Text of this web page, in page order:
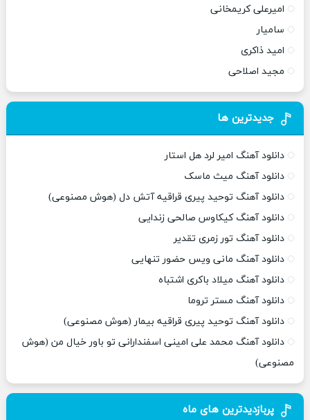
امیرعلی کریمخانی
سامیار
امید ذاکری
مجید اصلاحی
جدیدترین ها
دانلود آهنگ امیر لرد هل استار
دانلود آهنگ میث ماسک
دانلود آهنگ توحید پیری قراقیه آتش دل (هوش مصنوعی)
دانلود آهنگ کیکاوس صالحی زندایی
دانلود آهنگ تور زمری تقدیر
دانلود آهنگ مانی ویس حضور تنهایی
دانلود آهنگ میلاد باکری اشتباه
دانلود آهنگ مستر تروما
دانلود آهنگ توحید پیری قراقیه بیمار (هوش مصنوعی)
دانلود آهنگ محمد علی امینی اسفندارانی تو باور خیال من (هوش
مصنوعی)
پربازدیدترین های ماه